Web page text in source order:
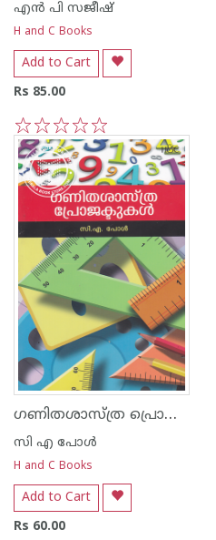
എന്‍ പി സജീഷ്‌
H and C Books
Add to Cart
Rs 85.00
5
4
3
2
1
ഗണിതശാസ്ത്ര പ്രൊജക്ടുകള്‍
സി എ പോള്‍
H and C Books
Add to Cart
Rs 60.00